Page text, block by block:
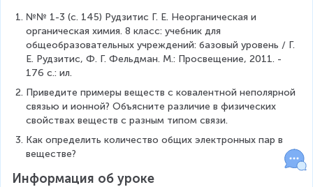
№№ 1-3 (с. 145) Рудзитис Г. Е. Неорганическая и
органическая химия. 8 класс: учебник для
общеобразовательных учреждений: базовый уровень / Г.
Е. Рудзитис, Ф. Г. Фельдман. М.: Просвещение, 2011. -
176 с.: ил.
Приведите примеры веществ с ковалентной неполярной
связью и ионной? Объясните различие в физических
свойствах веществ с разным типом связи.
Как определить количество общих электронных пар в
веществе?
Информация об уроке